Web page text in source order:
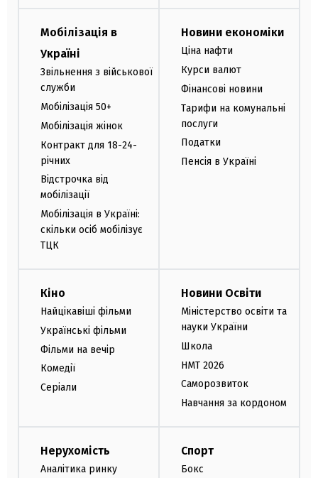
Мобілізація в
Україні
Звільнення з військової
служби
Мобілізація 50+
Мобілізація жінок
Контракт для 18-24-
річних
Відстрочка від
мобілізації
Мобілізація в Україні:
скільки осіб мобілізує
ТЦК
Новини економіки
Ціна нафти
Курси валют
Фінансові новини
Тарифи на комунальні
послуги
Податки
Пенсія в Україні
Кіно
Найцікавіші фільми
Українські фільми
Фільми на вечір
Комедії
Серіали
Новини Освіти
Міністерство освіти та
науки України
Школа
НМТ 2026
Саморозвиток
Навчання за кордоном
Нерухомість
Аналітика ринку
Спорт
Бокс